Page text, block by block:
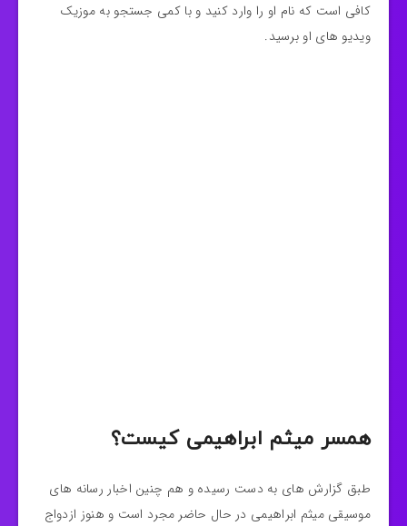
کافی است که نام او را وارد کنید و با کمی جستجو به موزیک
ویدیو های او برسید.
همسر میثم ابراهیمی کیست؟
طبق گزارش های به دست رسیده و هم چنین اخبار رسانه های
موسیقی میثم ابراهیمی در حال حاضر مجرد است و هنوز ازدواج